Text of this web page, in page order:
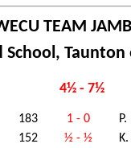
TEAM
School, Taunton
4½ - 7½
183 1 - 0
152 ½ - ½